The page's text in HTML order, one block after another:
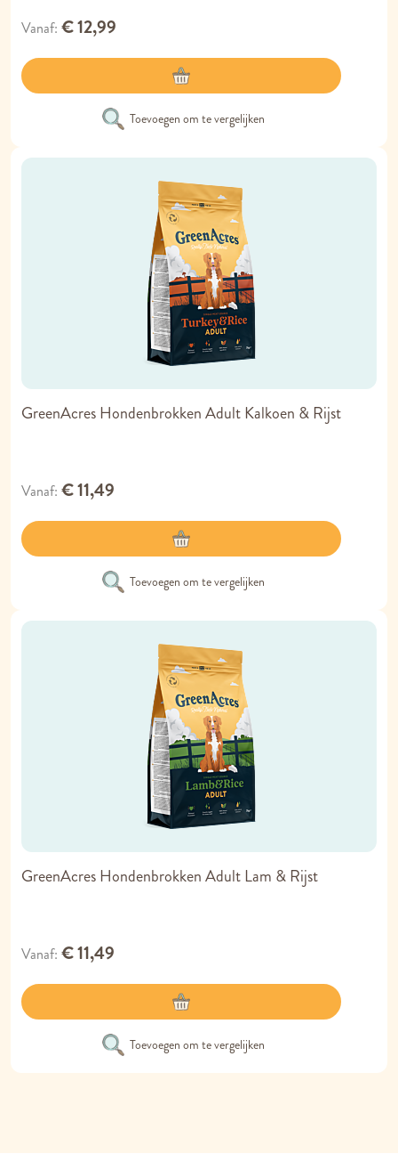
Vanaf € 12,99
Toevoegen om te vergelijken
GreenAcres Hondenbrokken Adult Kalkoen & Rijst
Vanaf € 11,49
Toevoegen om te vergelijken
GreenAcres Hondenbrokken Adult Lam & Rijst
Vanaf € 11,49
Toevoegen om te vergelijken